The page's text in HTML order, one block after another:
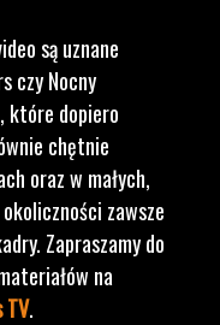
są uznane
czy Nocny
które dopiero
chętnie
oraz w małych,
zawsze
Zapraszamy do
na
TV.